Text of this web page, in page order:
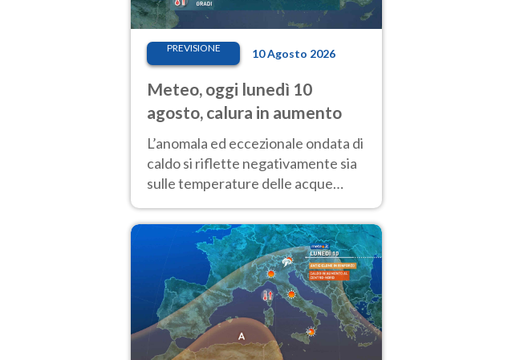
PREVISIONE 10 Agosto 2026
Meteo, oggi lunedì 10
agosto, calura in aumento
L’anomala ed eccezionale ondata di
caldo si riflette negativamente sia
sulle temperature delle acque
condizione critica dei ghiacciai